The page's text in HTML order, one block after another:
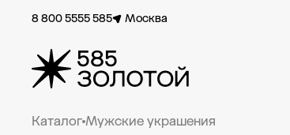
8 800 5555 585 Москва
Каталог Мужские украшения